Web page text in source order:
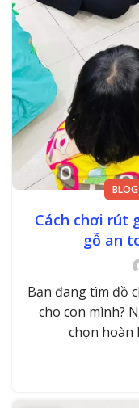
BLOG
Cách chơi rút
gỗ an
Bạn đang tìm đồ
cho con mình?
chọn hoàn